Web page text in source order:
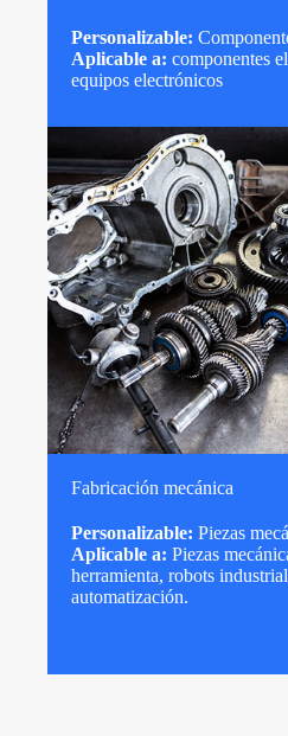
Personalizable:
Aplicable a: componentes
equipos electrónicos
Fabricación mecánica
Personalizable: Piezas
Aplicable a: Piezas
herramienta, robots
automatización.